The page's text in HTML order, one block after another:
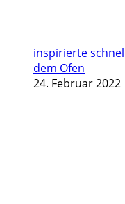
inspirierte
dem Ofen
24. Februar 2022